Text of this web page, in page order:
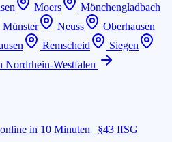
Moers
Mönchengladbach
Münster Neuss
Oberhausen
Remscheid
Siegen
Nordrhein-Westfalen
in 10 Minuten | §43 IfSG